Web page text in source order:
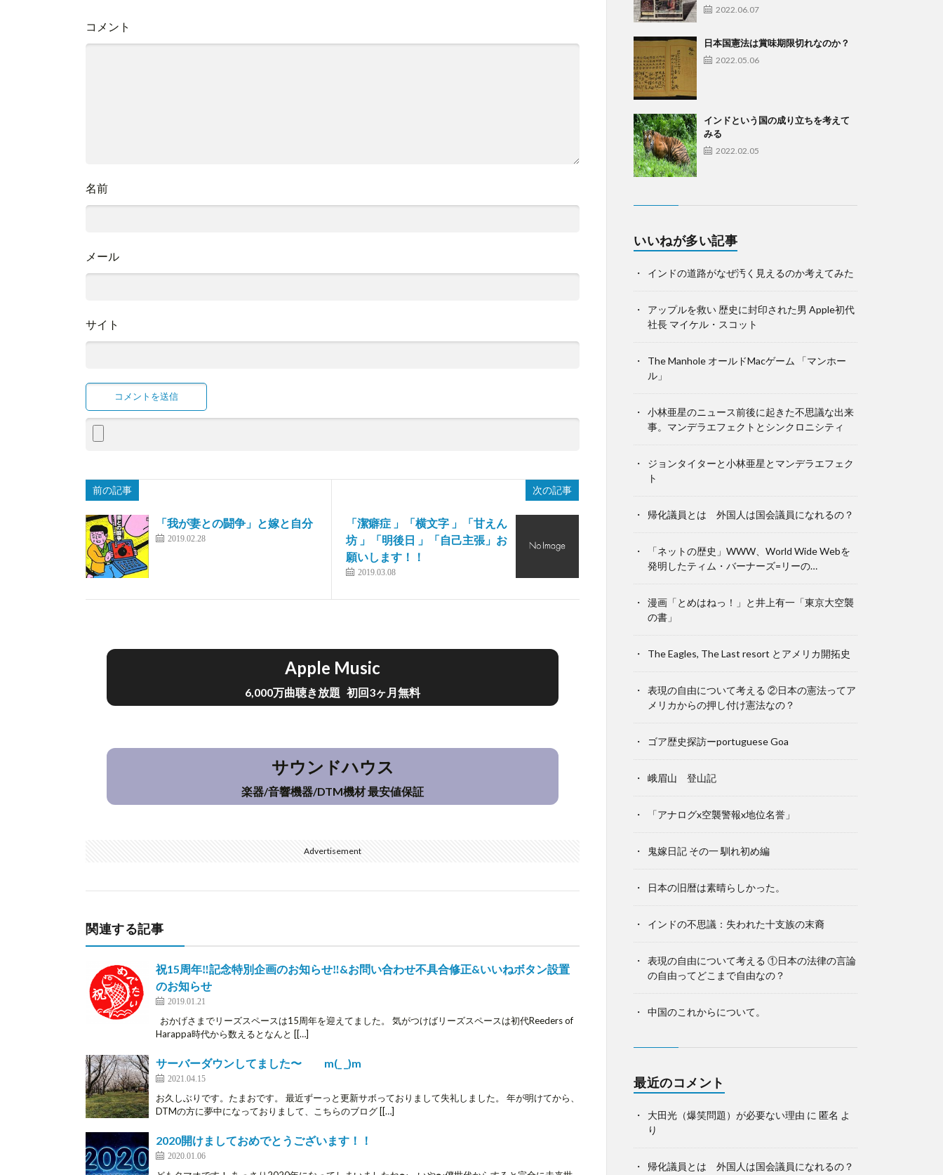
コメント
名前
メール
サイト
前の記事
「我が妻との闘争」と嫁と自分
2019.02.28
次の記事
「潔癖症 」「横文字 」「甘えん
坊 」「明後日 」「自己主張」お
願いします！！
2019.03.08
Apple Music
6,000万曲聴き放題 初回3ヶ月無料
サウンドハウス
楽器/音響機器/DTM機材 最安値保証
Advertisement
関連する記事
祝15周年‼️記念特別企画のお知らせ‼️&お問い合わせ不具合修正&いいねボタン設置
のお知らせ
2019.01.21
おかげさまでリーズスペースは15周年を迎えてました。 気がつけばリーズスペースは初代Reeders of
Harappa時代から数えるとなんと [[…]
サーバーダウンしてました〜 m(_ _)m
2021.04.15
お久しぶりです。たまおです。 最近ずーっと更新サボっておりまして失礼しました。 年が明けてから、
DTMの方に夢中になっておりまして、こちらのブログ [[…]
2020開けましておめでとうございます！！
2020.01.06
2022.06.07
日本国憲法は賞味期限切れなのか？
2022.05.06
インドという国の成り立ちを考えて
みる
2022.02.05
いいねが多い記事
インドの道路がなぜ汚く見えるのか考えてみた
アップルを救い 歴史に封印された男 Apple初代
社長 マイケル・スコット
The Manhole オールドMacゲーム 「マンホー
ル」
小林亜星のニュース前後に起きた不思議な出来
事。マンデラエフェクトとシンクロニシティ
ジョンタイターと小林亜星とマンデラエフェク
ト
帰化議員とは 外国人は国会議員になれるの？
「ネットの歴史」WWW、World Wide Webを
発明したティム・バーナーズ=リーの…
漫画「とめはねっ！」と井上有一「東京大空襲
の書」
The Eagles, The Last resort とアメリカ開拓史
表現の自由について考える ②日本の憲法ってア
メリカからの押し付け憲法なの？
ゴア歴史探訪ーportuguese Goa
峨眉山 登山記
「アナログx空襲警報x地位名誉」
鬼嫁日記 その一 馴れ初め編
日本の旧暦は素晴らしかった。
インドの不思議：失われた十支族の末裔
表現の自由について考える ①日本の法律の言論
の自由ってどこまで自由なの？
中国のこれからについて。
最近のコメント
大田光（爆笑問題）が必要ない理由 に 匿名 よ
り
帰化議員とは 外国人は国会議員になれるの？